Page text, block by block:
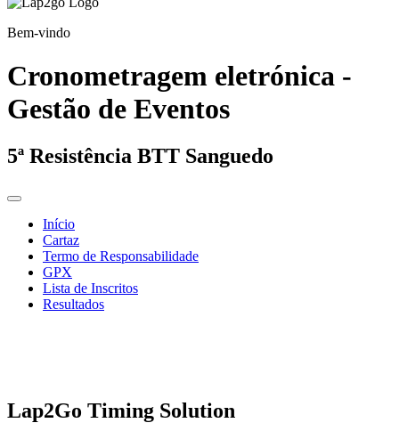
Bem-vindo
Cronometragem eletrónica -
Gestão de Eventos
5ª Resistência BTT Sanguedo
Início
Cartaz
Termo de Responsabilidade
GPX
Lista de Inscritos
Resultados
Lap2Go Timing Solution